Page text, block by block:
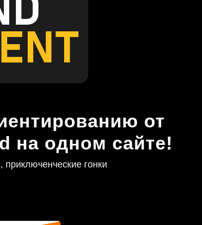
от
на одном сайте!
гонки